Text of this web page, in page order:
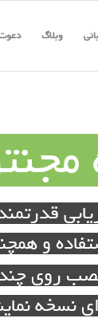
وبلاگ
و
روی
نسخه